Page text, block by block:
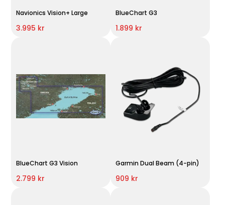
Navionics Vision+ Large
3.995 kr
BlueChart G3
1.899 kr
BlueChart G3 Vision
2.799 kr
Garmin Dual Beam (4-pin)
909 kr